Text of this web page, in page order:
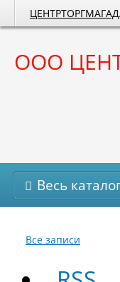
ООО
Весь
Все записи